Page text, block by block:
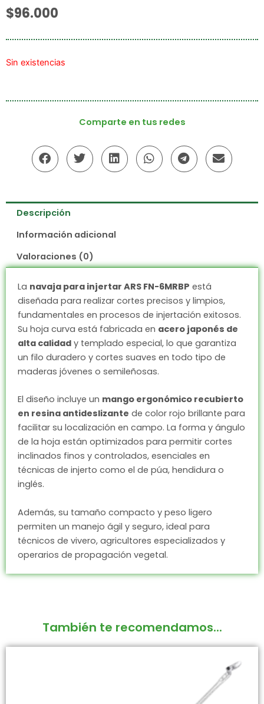
$96.000
Sin existencias
Comparte en tus redes
Descripción
Información adicional
Valoraciones (0)
La navaja para injertar ARS FN-6MRBP está
diseñada para realizar cortes precisos y limpios,
fundamentales en procesos de injertación exitosos.
Su hoja curva está fabricada en acero japonés de
alta calidad y templado especial, lo que garantiza
un filo duradero y cortes suaves en todo tipo de
maderas jóvenes o semileñosas.
El diseño incluye un mango ergonómico recubierto
en resina antideslizante de color rojo brillante para
facilitar su localización en campo. La forma y ángulo
de la hoja están optimizados para permitir cortes
inclinados finos y controlados, esenciales en
técnicas de injerto como el de púa, hendidura o
inglés.
Además, su tamaño compacto y peso ligero
permiten un manejo ágil y seguro, ideal para
técnicos de vivero, agricultores especializados y
operarios de propagación vegetal.
También te recomendamos...